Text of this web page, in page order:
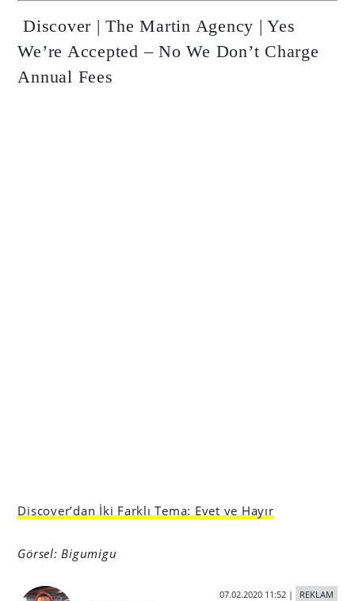
Discover | The Martin Agency | Yes
We’re Accepted – No We Don’t Charge
Annual Fees
Discover’dan İki Farklı Tema: Evet ve Hayır
Görsel: Bigumigu
07.02.2020 11:52| REKLAM